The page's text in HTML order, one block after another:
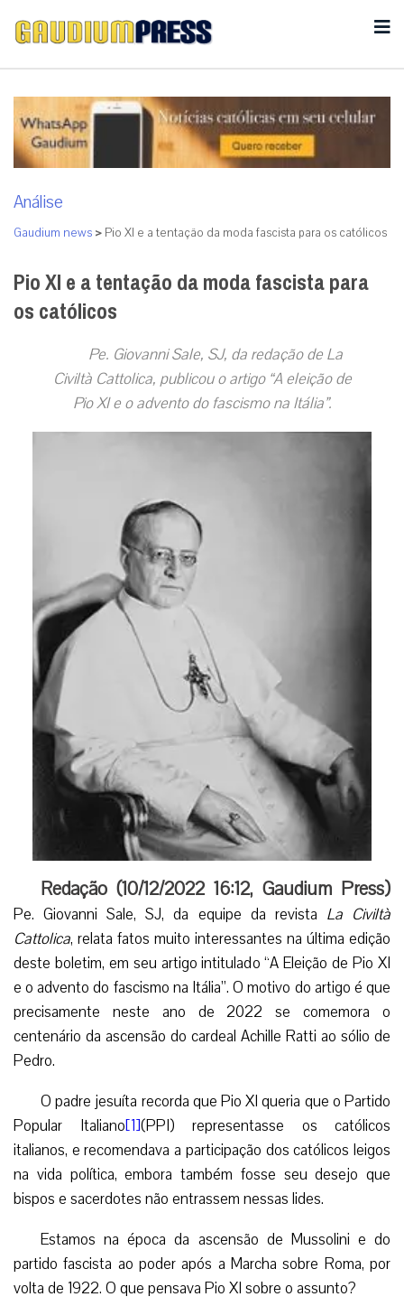
Análise
Gaudium news > Pio XI e a tentação da moda fascista para os católicos
Pio XI e a tentação da moda fascista para
os católicos
Pe. Giovanni Sale, SJ, da redação de La
Civiltà Cattolica, publicou o artigo “A eleição de
Pio XI e o advento do fascismo na Itália”.
Redação (10/12/2022 16:12, Gaudium Press)
Pe. Giovanni Sale, SJ, da equipe da revista La Civiltà
Cattolica, relata fatos muito interessantes na última edição
deste boletim, em seu artigo intitulado “A Eleição de Pio XI
e o advento do fascismo na Itália”. O motivo do artigo é que
precisamente neste ano de 2022 se comemora o
centenário da ascensão do cardeal Achille Ratti ao sólio de
Pedro.
O padre jesuíta recorda que Pio XI queria que o Partido
Popular Italiano[1](PPI) representasse os católicos
italianos, e recomendava a participação dos católicos leigos
na vida política, embora também fosse seu desejo que
bispos e sacerdotes não entrassem nessas lides.
Estamos na época da ascensão de Mussolini e do
partido fascista ao poder após a Marcha sobre Roma, por
volta de 1922. O que pensava Pio XI sobre o assunto?